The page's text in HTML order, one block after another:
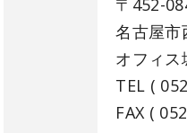
〒452-
名古屋市
オフィス
TEL (
FAX (